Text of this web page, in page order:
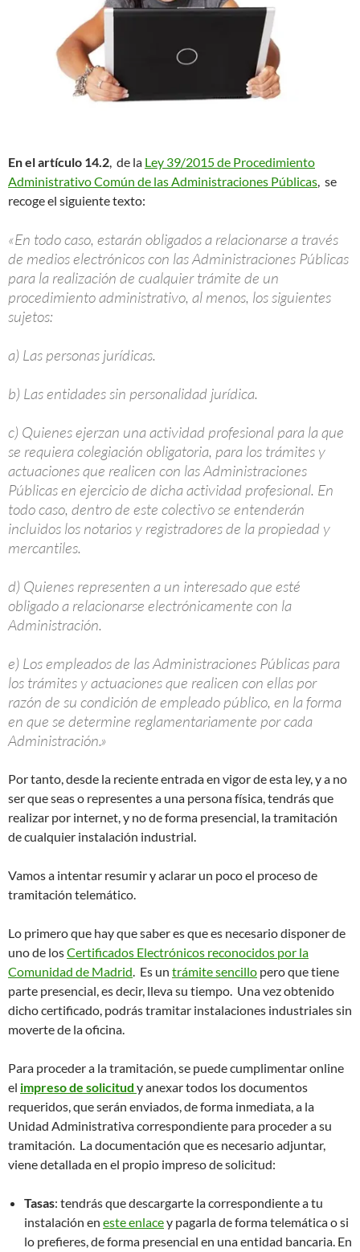
En el artículo 14.2, de la Ley 39/2015 de Procedimiento
Administrativo Común de las Administraciones Públicas, se
recoge el siguiente texto:
«En todo caso, estarán obligados a relacionarse a través
de medios electrónicos con las Administraciones Públicas
para la realización de cualquier trámite de un
procedimiento administrativo, al menos, los siguientes
sujetos:
a) Las personas jurídicas.
b) Las entidades sin personalidad jurídica.
c) Quienes ejerzan una actividad profesional para la que
se requiera colegiación obligatoria, para los trámites y
actuaciones que realicen con las Administraciones
Públicas en ejercicio de dicha actividad profesional. En
todo caso, dentro de este colectivo se entenderán
incluidos los notarios y registradores de la propiedad y
mercantiles.
d) Quienes representen a un interesado que esté
obligado a relacionarse electrónicamente con la
Administración.
e) Los empleados de las Administraciones Públicas para
los trámites y actuaciones que realicen con ellas por
razón de su condición de empleado público, en la forma
en que se determine reglamentariamente por cada
Administración.»
Por tanto, desde la reciente entrada en vigor de esta ley, y a no
ser que seas o representes a una persona física, tendrás que
realizar por internet, y no de forma presencial, la tramitación
de cualquier instalación industrial.
Vamos a intentar resumir y aclarar un poco el proceso de
tramitación telemático.
Lo primero que hay que saber es que es necesario disponer de
uno de losCertificados Electrónicos reconocidos por la
Comunidad de Madrid. Es un trámite sencillo pero que tiene
parte presencial, es decir, lleva su tiempo. Una vez obtenido
dicho certificado, podrás tramitar instalaciones industriales sin
moverte de la oficina.
Para proceder a la tramitación, se puede cumplimentar online
el impreso de solicitud y anexar todos los documentos
requeridos, que serán enviados, de forma inmediata, a la
Unidad Administrativa correspondiente para proceder a su
tramitación. La documentación que es necesario adjuntar,
viene detallada en el propio impreso de solicitud:
Tasas: tendrás que descargarte la correspondiente a tu
instalación en este enlacey pagarla de forma telemática o si
lo prefieres, de forma presencial en una entidad bancaria. En